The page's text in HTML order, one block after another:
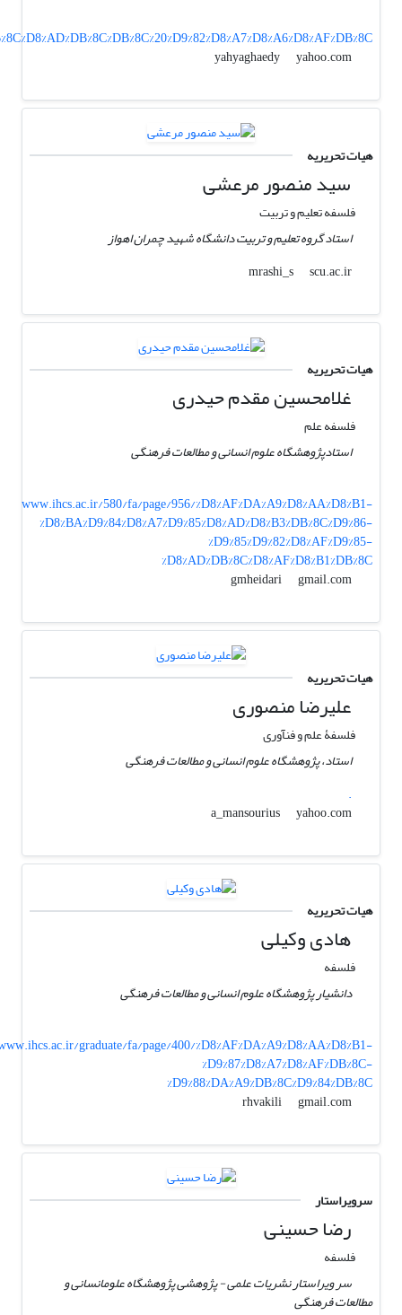
yahyaghaedy
yahoo.com
هیات تحریریه
سید منصور مرعشی
فلسفه تعلیم و تربیت
استاد گروه تعلیم و تربیت دانشگاه شهید چمران اهواز
mrashi_s
scu.ac.ir
هیات تحریریه
غلامحسین مقدم حیدری
فلسفه علم
استادپژوهشگاه علوم انسانی و مطالعات فرهنگی
www.ihcs.ac.ir/580/fa/page/956/%D8%AF%DA%A9%D8%AA%D8%B1-
%D8%BA%D9%84%D8%A7%D9%85%D8%AD%D8%B3%DB%8C%D9%86-
%D9%85%D9%82%D8%AF%D9%85-
%D8%AD%DB%8C%D8%AF%D8%B1%DB%8C
gmheidari
gmail.com
هیات تحریریه
علیرضا منصوری
فلسفۀ علم و فن­آوری
استاد، پژوهشگاه علوم انسانی و مطالعات فرهنگی
.
a_mansourius
yahoo.com
هیات تحریریه
هادی وکیلی
فلسفه
دانشیار پژوهشگاه علوم انسانی و مطالعات فرهنگی
graduate/fa/page/400/%D8%AF%DA%A9%D8%AA%D8%B1-
%D9%87%D8%A7%D8%AF%DB%8C-
%D9%88%DA%A9%DB%8C%D9%84%DB%8C
rhvakili
gmail.com
سرویراستار
رضا حسینی
فلسفه
سر ویراستار نشریات علمی - پژوهشی پژوهشگاه علومانسانی و
مطالعات فرهنگی